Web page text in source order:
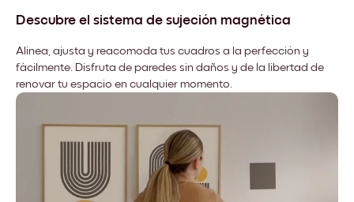
Descubre el sistema de sujeción magnética
Alinea, ajusta y reacomoda tus cuadros a la perfección y
fácilmente. Disfruta de paredes sin daños y de la libertad de
renovar tu espacio en cualquier momento.